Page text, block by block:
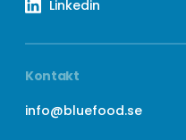
Linkedin
Kontakt
info@bluefood.se